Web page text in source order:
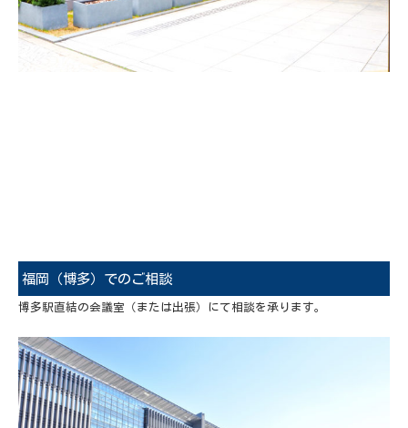
福岡（博多）でのご相談
博多駅直結の会議室（または出張）にて相談を承ります。